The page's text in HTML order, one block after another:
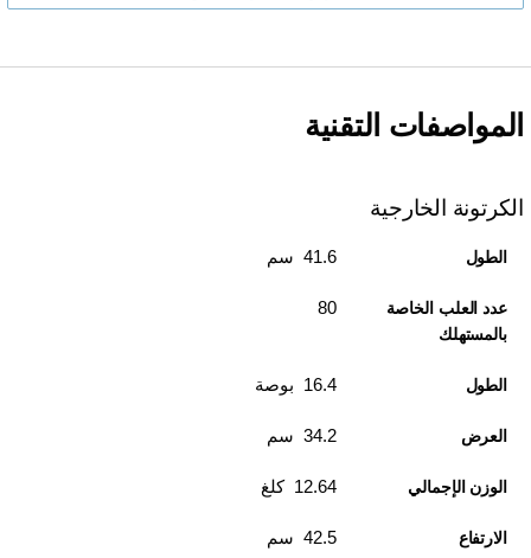
المواصفات التقنية
الكرتونة الخارجية
الطول 41.6 سم
عدد العلب الخاصة
بالمستهلك
80
الطول 16.4 بوصة
العرض 34.2 سم
الوزن الإجمالي 12.64 كلغ
الارتفاع 42.5 سم